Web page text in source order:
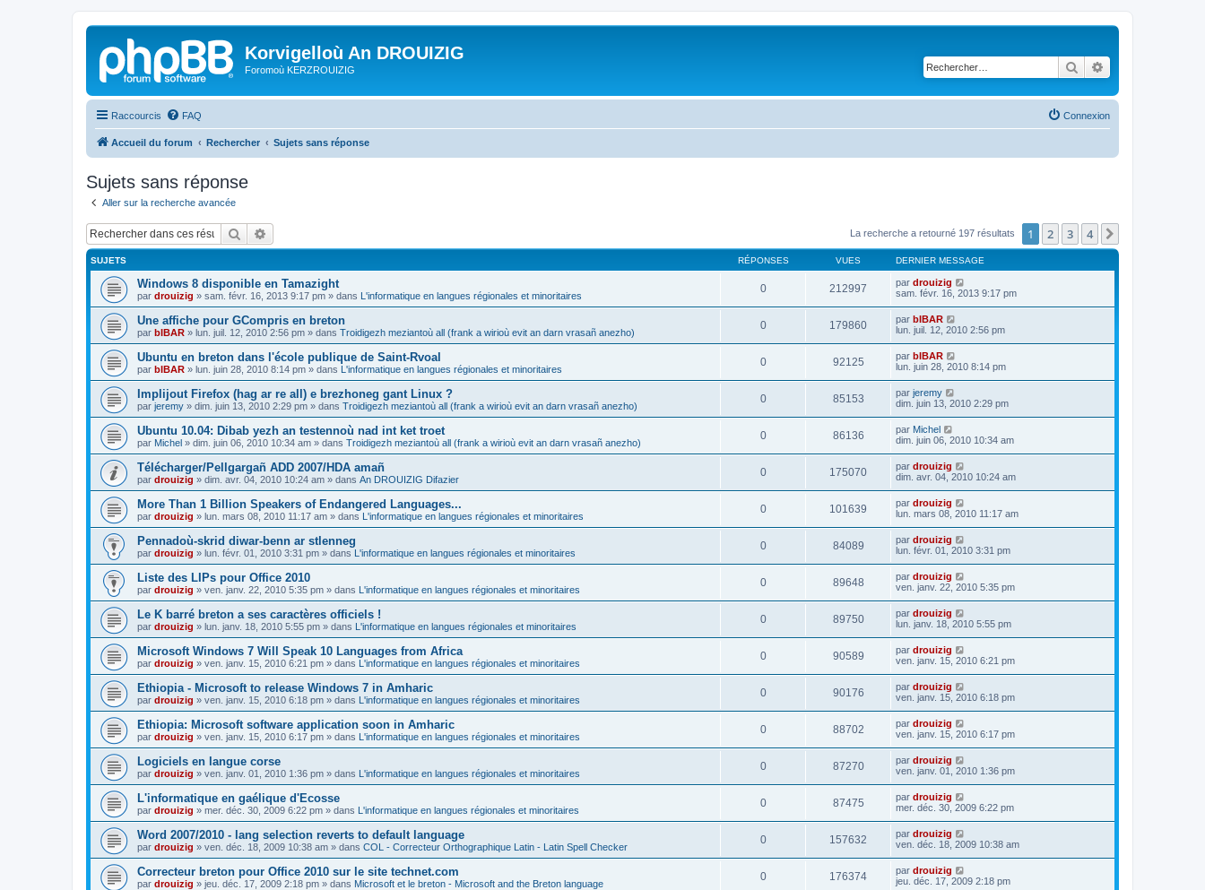
Korvigelloù An DROUIZIG
Foromoù KERZROUIZIG Rechercher
Raccourcis FAQ Connexion
Accueil du forum Rechercher Sujets sans réponse
Sujets sans réponse
Aller sur la recherche avancée
Rechercher La recherche a retourné 197 résultats 1 2 3 4
SUJETS RÉPONSES VUES DERNIER MESSAGE
Windows 8 disponible en Tamazight
par drouizig » sam. févr. 16, 2013 9:17 pm » dans L'informatique en langues régionales et minoritaires
0 212997 par drouizig
sam. févr. 16, 2013 9:17 pm
Une affiche pour GCompris en breton
par bIBAR » lun. juil. 12, 2010 2:56 pm » dans Troidigezh meziantoù all (frank a wirioù evit an darn vrasañ anezho)
0 179860 par bIBAR
lun. juil. 12, 2010 2:56 pm
Ubuntu en breton dans l'école publique de Saint-Rvoal
par bIBAR » lun. juin 28, 2010 8:14 pm » dans L'informatique en langues régionales et minoritaires
0 92125 par bIBAR
lun. juin 28, 2010 8:14 pm
Implijout Firefox (hag ar re all) e brezhoneg gant Linux ?
par jeremy » dim. juin 13, 2010 2:29 pm » dans Troidigezh meziantoù all (frank a wirioù evit an darn vrasañ anezho)
0 85153 par jeremy
dim. juin 13, 2010 2:29 pm
Ubuntu 10.04: Dibab yezh an testennoù nad int ket troet
par Michel » dim. juin 06, 2010 10:34 am » dans Troidigezh meziantoù all (frank a wirioù evit an darn vrasañ anezho)
0 86136 par Michel
dim. juin 06, 2010 10:34 am
Télécharger/Pellgargañ ADD 2007/HDA amañ
par drouizig » dim. avr. 04, 2010 10:24 am » dans An DROUIZIG Difazier
0 175070 par drouizig
dim. avr. 04, 2010 10:24 am
More Than 1 Billion Speakers of Endangered Languages...
par drouizig » lun. mars 08, 2010 11:17 am » dans L'informatique en langues régionales et minoritaires
0 101639 par drouizig
lun. mars 08, 2010 11:17 am
Pennadoù-skrid diwar-benn ar stlenneg
par drouizig » lun. févr. 01, 2010 3:31 pm » dans L'informatique en langues régionales et minoritaires
0 84089 par drouizig
lun. févr. 01, 2010 3:31 pm
Liste des LIPs pour Office 2010
par drouizig » ven. janv. 22, 2010 5:35 pm » dans L'informatique en langues régionales et minoritaires
0 89648 par drouizig
ven. janv. 22, 2010 5:35 pm
Le K barré breton a ses caractères officiels !
par drouizig » lun. janv. 18, 2010 5:55 pm » dans L'informatique en langues régionales et minoritaires
0 89750 par drouizig
lun. janv. 18, 2010 5:55 pm
Microsoft Windows 7 Will Speak 10 Languages from Africa
par drouizig » ven. janv. 15, 2010 6:21 pm » dans L'informatique en langues régionales et minoritaires
0 90589 par drouizig
ven. janv. 15, 2010 6:21 pm
Ethiopia - Microsoft to release Windows 7 in Amharic
par drouizig » ven. janv. 15, 2010 6:18 pm » dans L'informatique en langues régionales et minoritaires
0 90176 par drouizig
ven. janv. 15, 2010 6:18 pm
Ethiopia: Microsoft software application soon in Amharic
par drouizig » ven. janv. 15, 2010 6:17 pm » dans L'informatique en langues régionales et minoritaires
0 88702 par drouizig
ven. janv. 15, 2010 6:17 pm
Logiciels en langue corse
par drouizig » ven. janv. 01, 2010 1:36 pm » dans L'informatique en langues régionales et minoritaires
0 87270 par drouizig
ven. janv. 01, 2010 1:36 pm
L'informatique en gaélique d'Ecosse
par drouizig » mer. déc. 30, 2009 6:22 pm » dans L'informatique en langues régionales et minoritaires
0 87475 par drouizig
mer. déc. 30, 2009 6:22 pm
Word 2007/2010 - lang selection reverts to default language
par drouizig » ven. déc. 18, 2009 10:38 am » dans COL - Correcteur Orthographique Latin - Latin Spell Checker
0 157632 par drouizig
ven. déc. 18, 2009 10:38 am
Correcteur breton pour Office 2010 sur le site technet.com
par drouizig » jeu. déc. 17, 2009 2:18 pm » dans Microsoft et le breton - Microsoft and the Breton language
0 176374 par drouizig
jeu. déc. 17, 2009 2:18 pm